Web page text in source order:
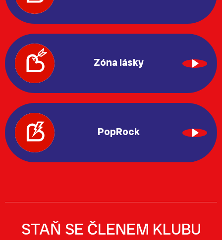
Zóna lásky
PopRock
STAŇ SE ČLENEM KLUBU